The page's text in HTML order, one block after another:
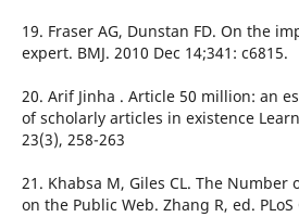
19. Fraser AG, Dunstan FD. On the
expert. BMJ. 2010 Dec 14;341: c6815.
20. Arif Jinha . Article 50 million: an
of scholarly articles in existence
23(3), 258-263
21. Khabsa M, Giles CL. The Number
on the Public Web. Zhang R, ed. PLoS